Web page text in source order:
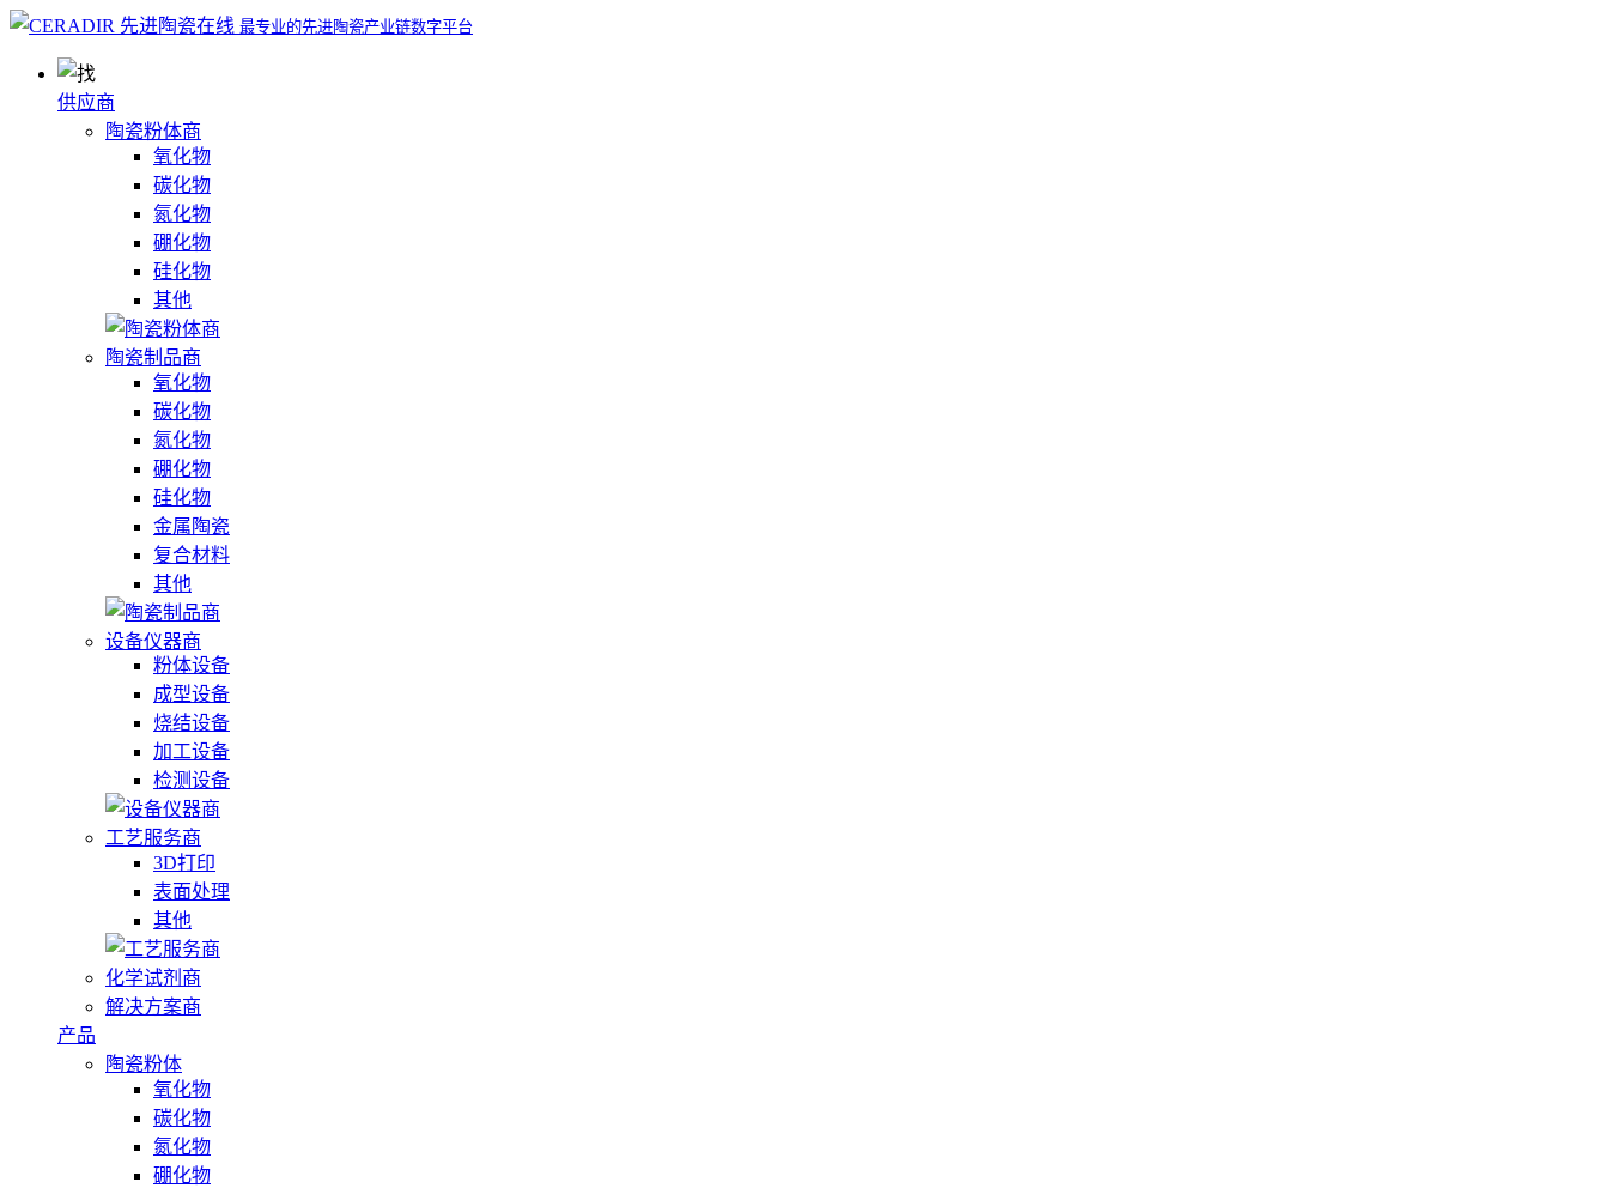
最专业的先进陶瓷产业链数字平台
供应商
陶瓷粉体商
氧化物
碳化物
氮化物
硼化物
硅化物
其他
陶瓷制品商
氧化物
碳化物
氮化物
硼化物
硅化物
金属陶瓷
复合材料
其他
设备仪器商
粉体设备
成型设备
烧结设备
加工设备
检测设备
工艺服务商
3D打印
表面处理
其他
化学试剂商
解决方案商
产品
陶瓷粉体
氧化物
碳化物
氮化物
硼化物